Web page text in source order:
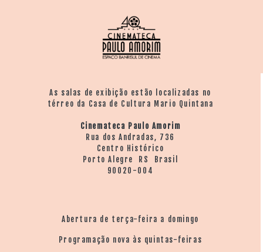
As salas de exibição estão localizadas no
térreo da Casa de Cultura Mario Quintana
Cinemateca Paulo Amorim
Rua dos Andradas, 736
Centro Histórico
Porto Alegre RS Brasil
90020-004
Abertura de terça-feira a domingo
Programação nova às quintas-feiras